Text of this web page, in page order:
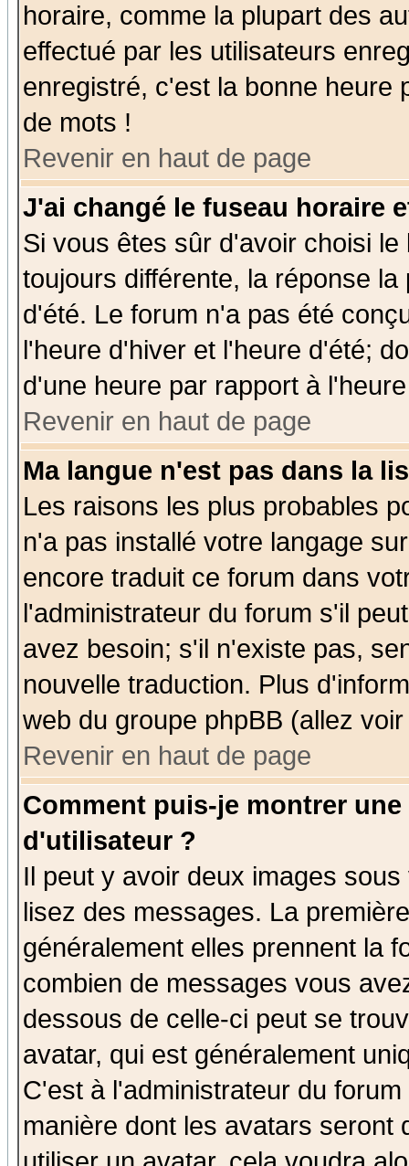
horaire, comme la plupart des
effectué par les utilisateurs
enregistré, c'est la bonne heure
de mots !
Revenir en haut de page
J'ai changé le fuseau horaire
Si vous êtes sûr d'avoir choisi
toujours différente, la réponse
d'été. Le forum n'a pas été
l'heure d'hiver et l'heure d'été;
d'une heure par rapport à
Revenir en haut de page
Ma langue n'est pas dans la
Les raisons les plus probables
n'a pas installé votre langage
encore traduit ce forum dans
l'administrateur du forum s'il
avez besoin; s'il n'existe pas,
nouvelle traduction. Plus
web du groupe phpBB (allez
Revenir en haut de page
Comment puis-je montrer
d'utilisateur ?
Il peut y avoir deux images
lisez des messages. La
généralement elles prennent la
combien de messages vous
dessous de celle-ci peut se
avatar, qui est généralement
C'est à l'administrateur du
manière dont les avatars seront